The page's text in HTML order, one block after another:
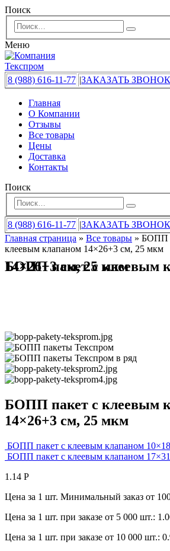
Поиск
Меню
8 (988) 616-11-77 |ЗАКАЗАТЬ ЗВОНОК
Главная
О Компании
Отзывы
Все товары
Цены
Доставка
Контакты
Поиск
8 (988) 616-11-77 |ЗАКАЗАТЬ ЗВОНОК
Главная страница » Все товары » БОПП
клеевым клапаном 14×26+3 см, 25 мкм
БОПП пакет с клеевым клапаном 14×26+3 см, 25 мкм
БОПП пакет с клеевым
14×26+3 см, 25 мкм
БОПП пакет с клеевым клапаном
БОПП пакет с клеевым клапаном
1.14 Р
Цена за 1 шт. Минимальный заказ от
Цена за 1 шт. при заказе от 5 000 шт.:
Цена за 1 шт. при заказе от 10 000 шт.: